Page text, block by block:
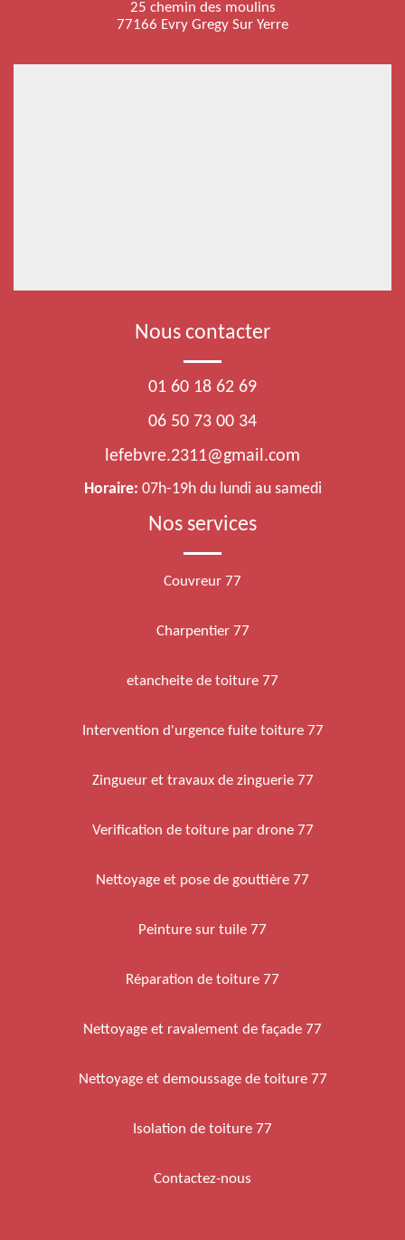
25 chemin des moulins
77166 Evry Gregy Sur Yerre
Nous contacter
01 60 18 62 69
06 50 73 00 34
lefebvre.2311@gmail.com
Horaire: 07h-19h du lundi au samedi
Nos services
Couvreur 77
Charpentier 77
etancheite de toiture 77
Intervention d'urgence fuite toiture 77
Zingueur et travaux de zinguerie 77
Verification de toiture par drone 77
Nettoyage et pose de gouttière 77
Peinture sur tuile 77
Réparation de toiture 77
Nettoyage et ravalement de façade 77
Nettoyage et demoussage de toiture 77
Isolation de toiture 77
Contactez-nous